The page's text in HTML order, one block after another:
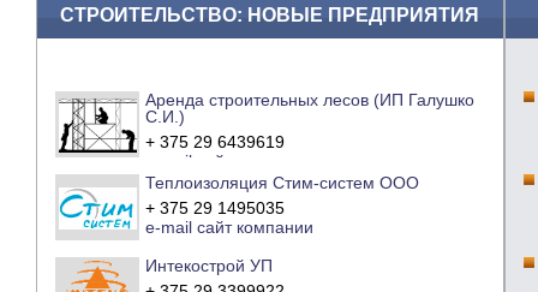
СТРОИТЕЛЬСТВО: НОВЫЕ ПРЕДПРИЯТИЯ
Аренда строительных лесов (ИП Галушко
С.И.)
+ 375 29 6439619
e-mail
сайт компании
Теплоизоляция Стим-систем ООО
+ 375 29 1495035
e-mail сайт компании
Интекострой УП